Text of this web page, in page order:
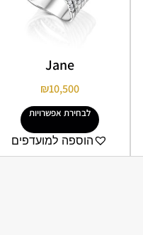
Jane
₪10,500
לבחירת אפשרויות
הוספה למועדפים